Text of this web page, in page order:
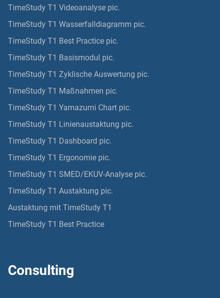
TimeStudy T1 Videoanalyse pic.
TimeStudy T1 Wasserfalldiagramm pic.
TimeStudy T1 Best Practice pic.
TimeStudy T1 Basismodul pic.
TimeStudy T1 Zyklische Auswertung pic.
TimeStudy T1 Maßnahmen pic.
TimeStudy T1 Yamazumi Chart pic.
TimeStudy T1 Linienaustaktung pic.
TimeStudy T1 Dashboard pic.
TimeStudy T1 Ergonomie pic.
TimeStudy T1 SMED/EKUV-Analyse pic.
TimeStudy T1 Austaktung pic.
Austaktung mit TimeStudy T1
TimeStudy T1 Best Practice
Consulting